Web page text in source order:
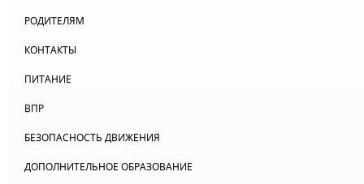
РОДИТЕЛЯМ
КОНТАКТЫ
ПИТАНИЕ
ВПР
БЕЗОПАСНОСТЬ ДВИЖЕНИЯ
ДОПОЛНИТЕЛЬНОЕ ОБРАЗОВАНИЕ